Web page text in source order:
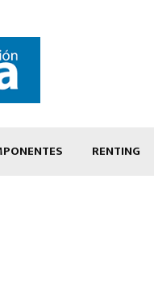
RENTING